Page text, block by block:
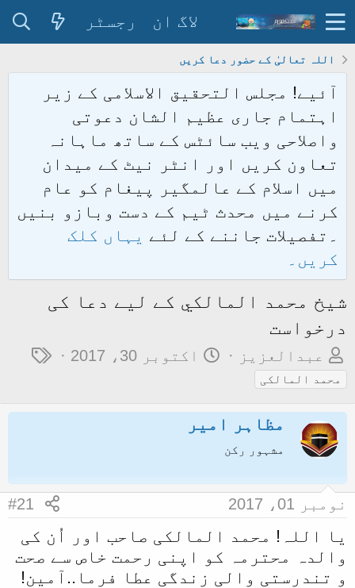
لاگ ان رجسٹر
اللہ تعالیٰ کے حضور دعا کریں
آئیے! مجلس التحقیق الاسلامی کے زیر
اہتمام جاری عظیم الشان دعوتی
واصلاحی ویب سائٹس کے ساتھ ماہانہ
تعاون کریں اور انٹر نیٹ کے میدان
میں اسلام کے عالمگیر پیغام کو عام
کرنے میں محدث ٹیم کے دست وبازو بنیں
۔تفصیلات جاننے کے لئے یہاں کلک
کریں۔
شیخ محمد المالكي کے لیے دعا کی
درخواست
م
و
و
ع
ا
آ
غ
ا
ز
عبدالعزيز
ت
ی
غ
اکتوبر 30، 2017
ٹ
محمد المالکی
مظاہر امیر
مشہور رکن
نومبر 01، 2017 #21
یا اللہ! محمد المالکی صاحب اور اُن کی
والدہ محترمہ کو اپنی رحمت خاص سے صحت
و تندرستی والی زندگی عطا فرما..آمین!